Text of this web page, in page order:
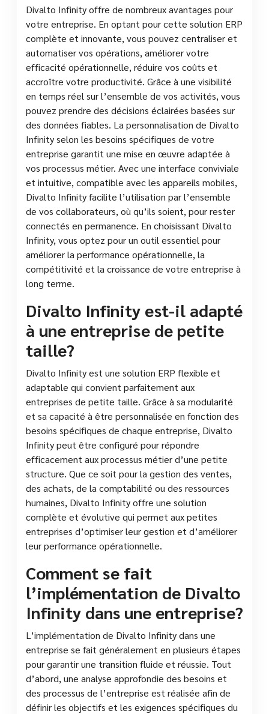
Divalto Infinity offre de nombreux avantages pour
votre entreprise. En optant pour cette solution ERP
complète et innovante, vous pouvez centraliser et
automatiser vos opérations, améliorer votre
efficacité opérationnelle, réduire vos coûts et
accroître votre productivité. Grâce à une visibilité
en temps réel sur l’ensemble de vos activités, vous
pouvez prendre des décisions éclairées basées sur
des données fiables. La personnalisation de Divalto
Infinity selon les besoins spécifiques de votre
entreprise garantit une mise en œuvre adaptée à
vos processus métier. Avec une interface conviviale
et intuitive, compatible avec les appareils mobiles,
Divalto Infinity facilite l’utilisation par l’ensemble
de vos collaborateurs, où qu’ils soient, pour rester
connectés en permanence. En choisissant Divalto
Infinity, vous optez pour un outil essentiel pour
améliorer la performance opérationnelle, la
compétitivité et la croissance de votre entreprise à
long terme.
Divalto Infinity est-il adapté
à une entreprise de petite
taille?
Divalto Infinity est une solution ERP flexible et
adaptable qui convient parfaitement aux
entreprises de petite taille. Grâce à sa modularité
et sa capacité à être personnalisée en fonction des
besoins spécifiques de chaque entreprise, Divalto
Infinity peut être configuré pour répondre
efficacement aux processus métier d’une petite
structure. Que ce soit pour la gestion des ventes,
des achats, de la comptabilité ou des ressources
humaines, Divalto Infinity offre une solution
complète et évolutive qui permet aux petites
entreprises d’optimiser leur gestion et d’améliorer
leur performance opérationnelle.
Comment se fait
l’implémentation de Divalto
Infinity dans une entreprise?
L’implémentation de Divalto Infinity dans une
entreprise se fait généralement en plusieurs étapes
pour garantir une transition fluide et réussie. Tout
d’abord, une analyse approfondie des besoins et
des processus de l’entreprise est réalisée afin de
définir les objectifs et les exigences spécifiques du